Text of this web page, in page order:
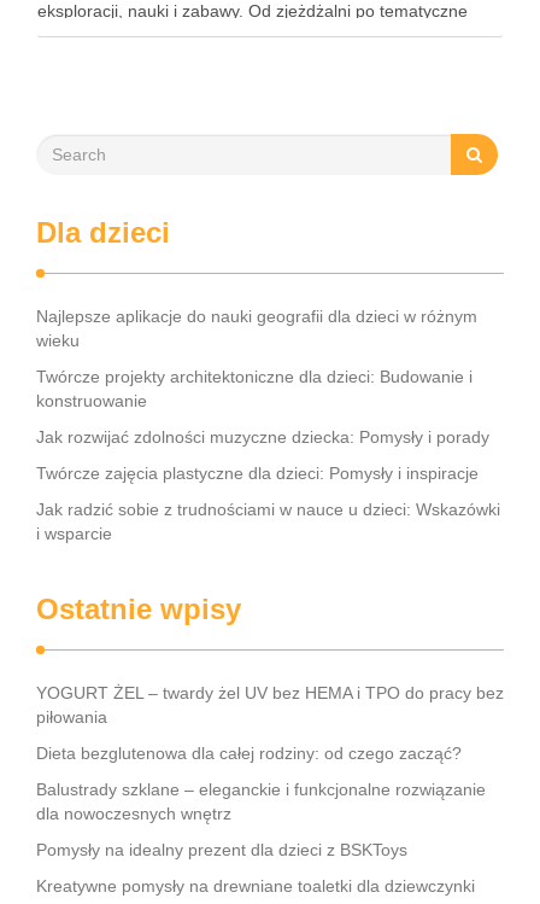
eksploracji, nauki i zabawy. Od zjeżdżalni po tematyczne
strefy, Loopy’s World zaspokaja różnorodne potrzeby dzieci,
Dla dzieci
Najlepsze aplikacje do nauki geografii dla dzieci w różnym
wieku
Twórcze projekty architektoniczne dla dzieci: Budowanie i
konstruowanie
Jak rozwijać zdolności muzyczne dziecka: Pomysły i porady
Twórcze zajęcia plastyczne dla dzieci: Pomysły i inspiracje
Jak radzić sobie z trudnościami w nauce u dzieci: Wskazówki
i wsparcie
Ostatnie wpisy
YOGURT ŻEL – twardy żel UV bez HEMA i TPO do pracy bez
piłowania
Dieta bezglutenowa dla całej rodziny: od czego zacząć?
Balustrady szklane – eleganckie i funkcjonalne rozwiązanie
dla nowoczesnych wnętrz
Pomysły na idealny prezent dla dzieci z BSKToys
Kreatywne pomysły na drewniane toaletki dla dziewczynki